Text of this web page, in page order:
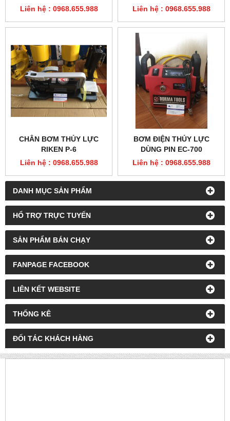
DANH MỤC SẢN PHẨM
HỔ TRỢ TRỰC TUYẾN
SẢN PHẨM BÁN CHẠY
FANPAGE FACEBOOK
LIÊN KẾT WEBSITE
THỐNG KÊ
ĐỐI TÁC KHÁCH HÀNG
Liên hệ : 0968.655.988
Liên hệ : 0968.655.988
CHÂN BƠM THỦY LỰC
RIKEN P-6
Liên hệ : 0968.655.988
BƠM ĐIỆN THỦY LỰC
DÙNG PIN EC-700
Liên hệ : 0968.655.988